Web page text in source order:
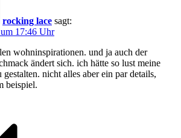
rocking lace sagt:
17:46 Uhr
wohninspirationen. und ja auch der
ändert sich. ich hätte so lust meine
nicht alles aber ein par details,
beispiel.